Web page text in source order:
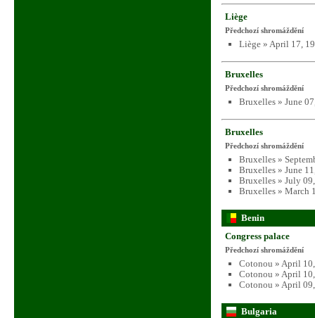
Liège
Předchozí shromáždění
Liège » April 17,
Bruxelles
Předchozí shromáždění
Bruxelles » June
Bruxelles
Předchozí shromáždění
Bruxelles »
Bruxelles » June
Bruxelles » July
Bruxelles » March
Benin
Congress palace
Předchozí shromáždění
Cotonou » April
Cotonou » April
Cotonou » April
Bulgaria